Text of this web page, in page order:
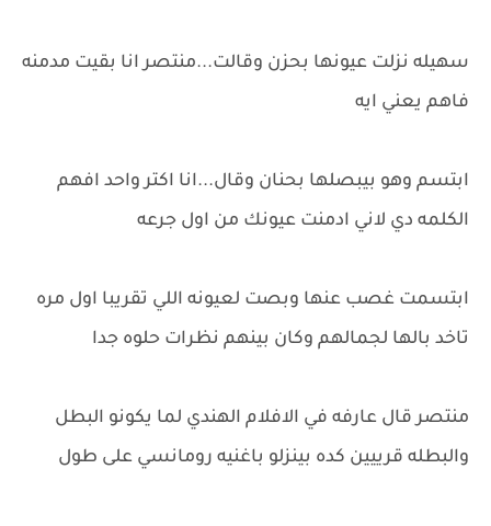
سهيله نزلت عيونها بحزن وقالت...منتصر انا بقيت مدمنه
فاهم يعني ايه
ابتسم وهو بيبصلها بحنان وقال...انا اكتر واحد افهم
الكلمه دي لاني ادمنت عيونك من اول جرعه
ابتسمت غصب عنها وبصت لعيونه اللي تقريبا اول مره
تاخد بالها لجمالهم وكان بينهم نظرات حلوه جدا
منتصر قال عارفه في الافلام الهندي لما يكونو البطل
والبطله قرييين كده بينزلو باغنيه رومانسي على طول